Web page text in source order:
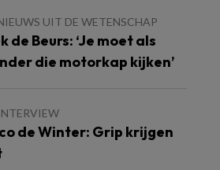
UIT DE WETENSCHAP
de Beurs: ‘Je moet als
die motorkap kijken’
de Winter: Grip krijgen